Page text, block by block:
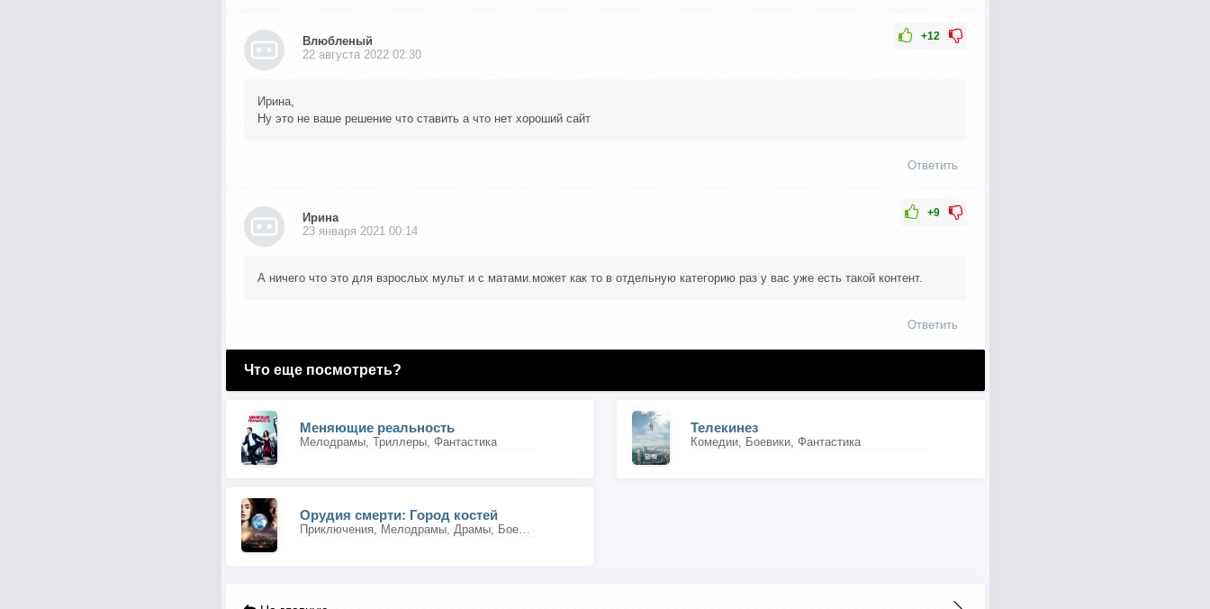
+12
Влюбленый
22 августа 2022 02:30
Ирина,
Ну это не ваше решение что ставить а что нет хороший сайт
Ответить
+9
Ирина
23 января 2021 00:14
А ничего что это для взрослых мульт и с матами.может как то в отдельную категорию раз у вас уже есть такой контент.
Ответить
Что еще посмотреть?
Меняющие реальность
Мелодрамы, Триллеры, Фантастика
Телекинез
Комедии, Боевики, Фантастика
Орудия смерти: Город костей
Приключения, Мелодрамы, Драмы, Боевики, Детективы, Фэнтези